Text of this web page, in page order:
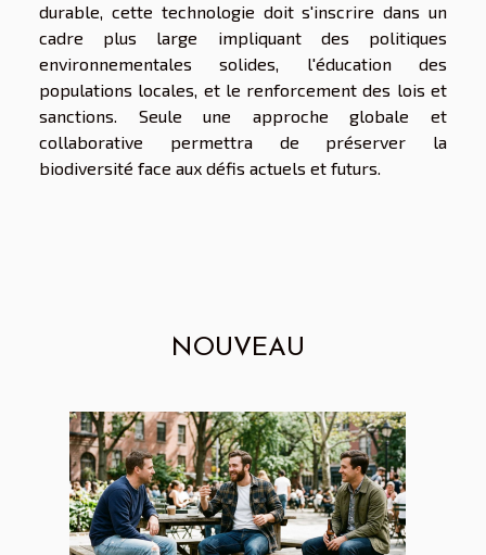
durable, cette technologie doit s'inscrire dans un
cadre plus large impliquant des politiques
environnementales solides, l'éducation des
populations locales, et le renforcement des lois et
sanctions. Seule une approche globale et
collaborative permettra de préserver la
biodiversité face aux défis actuels et futurs.
NOUVEAU